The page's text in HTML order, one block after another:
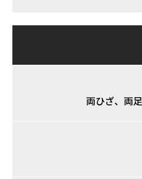
両ひざ、両